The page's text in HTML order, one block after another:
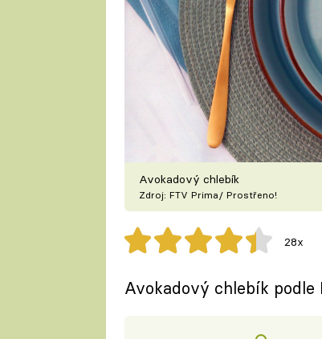
Avokadový chlebík
Zdroj: FTV Prima/ Prostřeno!
28x
Avokadový chlebík podle